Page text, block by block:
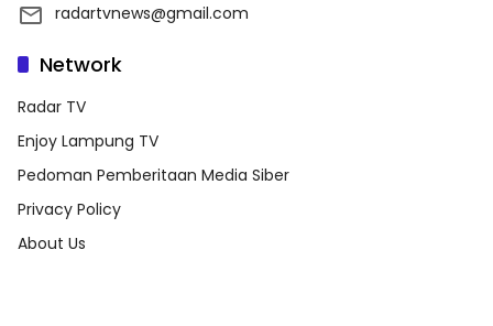
radartvnews@gmail.com
Network
Radar TV
Enjoy Lampung TV
Pedoman Pemberitaan Media Siber
Privacy Policy
About Us